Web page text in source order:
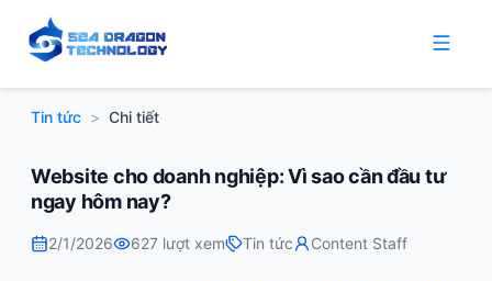
Tin tức > Chi tiết
Website cho doanh nghiệp: Vì sao cần đầu tư
ngay hôm nay?
2/1/2026 627 lượt xem Tin tức Content Staff